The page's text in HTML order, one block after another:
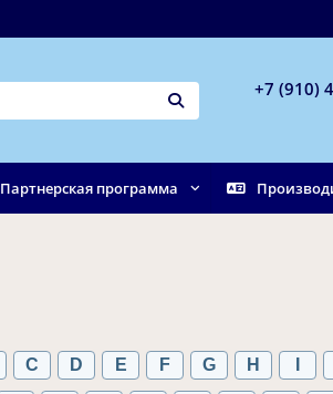
+7 (910)
Партнерская программа
C D E F G H